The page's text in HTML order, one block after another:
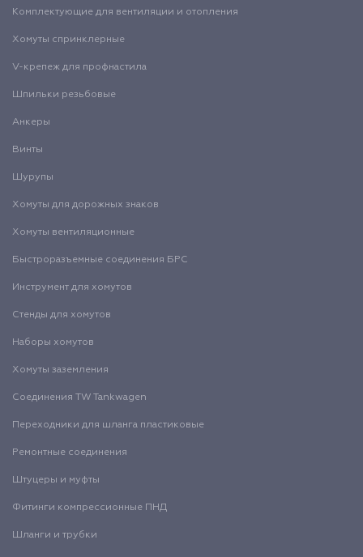
Комплектующие для вентиляции и отопления
Хомуты спринклерные
V-крепеж для профнастила
Шпильки резьбовые
Анкеры
Винты
Шурупы
Хомуты для дорожных знаков
Хомуты вентиляционные
Быстроразъемные соединения БРС
Инструмент для хомутов
Стенды для хомутов
Наборы хомутов
Хомуты заземления
Соединения TW Tankwagen
Переходники для шланга пластиковые
Ремонтные соединения
Штуцеры и муфты
Фитинги компрессионные ПНД
Шланги и трубки